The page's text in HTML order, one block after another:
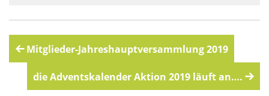
Arbeitseinsatz_J.Blank 2016
Marktstand Nürtingen 2015
Beitragsnavigation
Mitglieder-Jahreshauptversammlung 2019
die Adventskalender Aktion 2019 läuft an….